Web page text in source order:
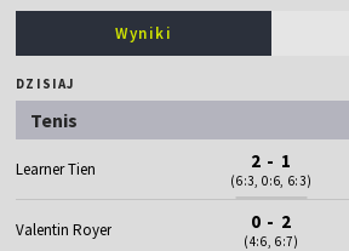
Wyniki
DZISIAJ
Tenis
Learner Tien 2 - 1
(6:3, 0:6, 6:3)
Valentin Royer 0 - 2
(4:6, 6:7)